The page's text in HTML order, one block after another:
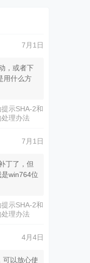
7月1日
，或者下
用什么方
示SHA-2和
理办法
7月1日
丁了，但
win764位
示SHA-2和
理办法
4月4日
可以放心使